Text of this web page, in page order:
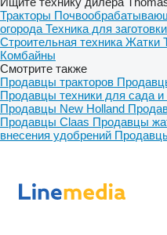
Тракторы
огорода Техника для
Строительная техника Жатки
Комбайны
Смотрите также
Продавцы тракторов
Продавцы техники для сада и
Продавцы New Holland
Продавцы Claas Продавцы
внесения удобрений